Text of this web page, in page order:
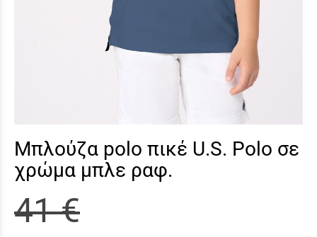
Μπλούζα polo πικέ U.S. Polo σε
χρώμα μπλε ραφ.
41 €